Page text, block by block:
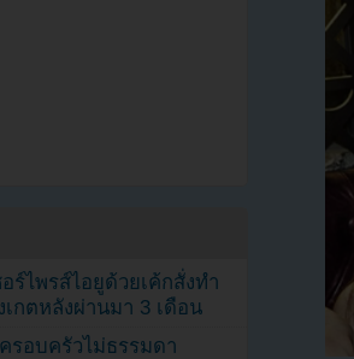
ร์ไพรส์ไอยูด้วยเค้กสั่งทำ
กตหลังผ่านมา 3 เดือน
รอบครัวไม่ธรรมดา